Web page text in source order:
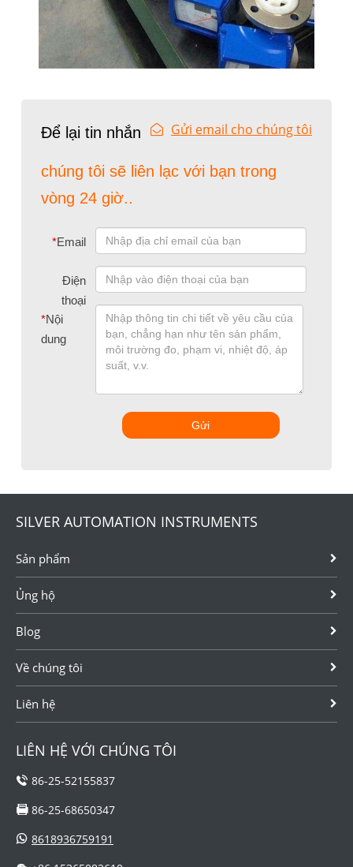
Để lại tin nhắn Gửi email cho chúng tôi
chúng tôi sẽ liên lạc với bạn trong
vòng 24 giờ..
*Email
Điện
thoại
*Nội
dung
Gửi
SILVER AUTOMATION INSTRUMENTS
Sản phẩm
Ủng hộ
Blog
Về chúng tôi
Liên hệ
LIÊN HỆ VỚI CHÚNG TÔI
86-25-52155837
86-25-68650347
8618936759191